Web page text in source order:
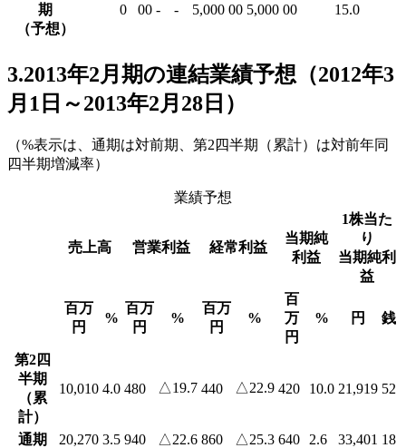
期
（予想）
0 00 - - 5,000 00 5,000 00 15.0
3.2013年2月期の連結業績予想（2012年3
月1日～2013年2月28日）
（%表示は、通期は対前期、第2四半期（累計）は対前年同
四半期増減率）
業績予想
売上高 営業利益 経常利益
当期純
利益
1株当た
り
当期純利
益
百万
円
%
百万
円
%
百万
円
%
百
万
円
% 円 銭
第2四
半期
（累
計）
10,010 4.0 480 △19.7 440 △22.9 420 10.0 21,919 52
通期 20,270 3.5 940 △22.6 860 △25.3 640 2.6 33,401 18